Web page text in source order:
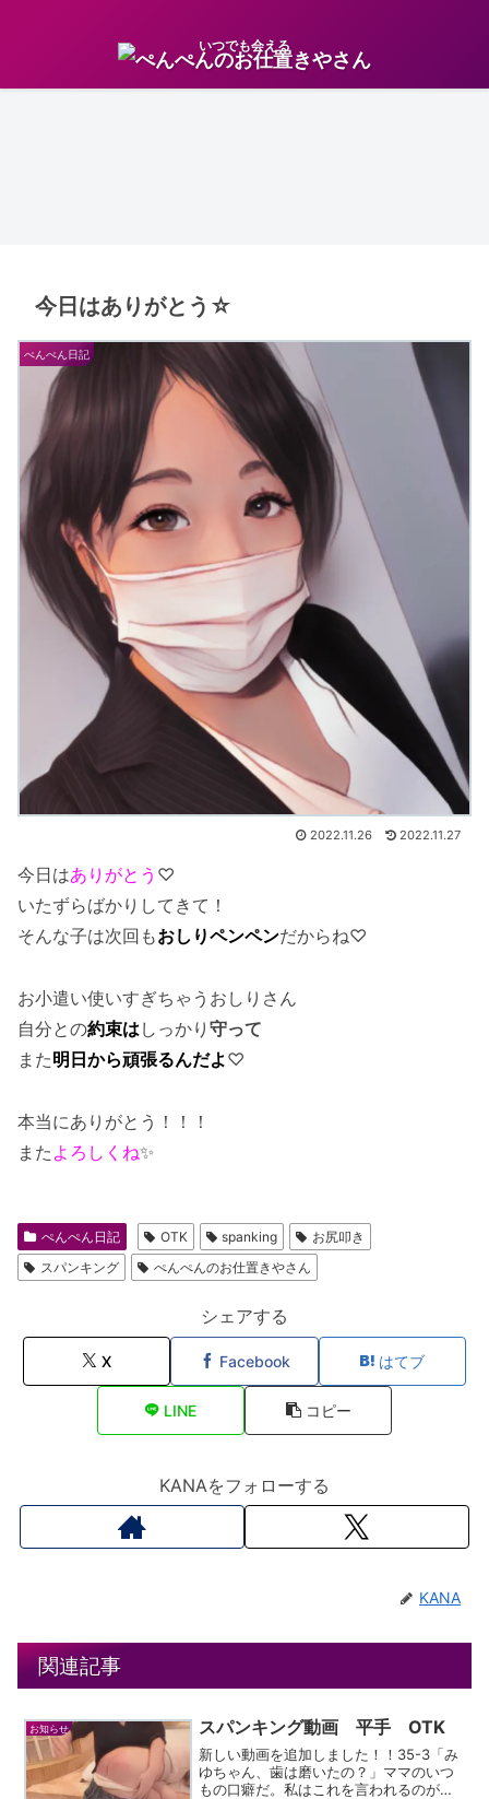
いつでも会える
今日はありがとう☆
ぺんぺん日記
2022.11.26 2022.11.27
今日はありがとう ♡
いたずらばかりしてきて！
そんな子は次回もおしりペンペンだからね♡
お小遣い使いすぎちゃうおしりさん
自分との約束は しっかり 守って
また明日から頑張るんだよ ♡
本当にありがとう！！！
また よろしくね✨
ぺんぺん日記 OTK spanking
お尻叩き
スパンキング
ぺんぺんのお仕置きやさん
シェアする
X Facebook はてブ
LINE コピー
KANAをフォローする
KANA
関連記事
お知らせ スパンキング動画 平手 OTK
新しい動画を追加しました！！35-3「み
ゆちゃん、歯は磨いたの？」ママのいつ
もの口癖だ。私はこれを言われるのが一